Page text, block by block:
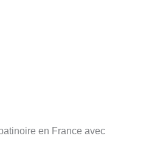
en France avec